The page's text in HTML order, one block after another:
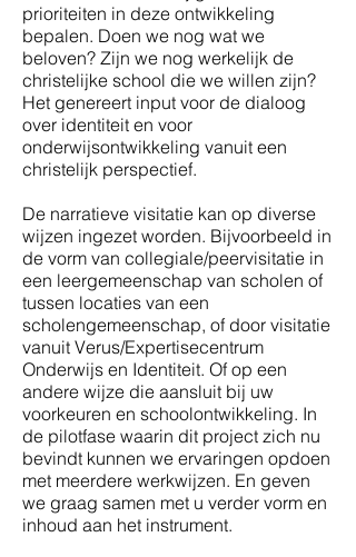
prioriteiten in deze ontwikkeling
bepalen. Doen we nog wat we
beloven? Zijn we nog werkelijk de
christelijke school die we willen zijn?
Het genereert input voor de dialoog
over identiteit en voor
onderwijsontwikkeling vanuit een
christelijk perspectief.
De narratieve visitatie kan op diverse
wijzen ingezet worden. Bijvoorbeeld in
de vorm van collegiale/peervisitatie in
een leergemeenschap van scholen of
tussen locaties van een
scholengemeenschap, of door visitatie
vanuit Verus/Expertisecentrum
Onderwijs en Identiteit. Of op een
andere wijze die aansluit bij uw
voorkeuren en schoolontwikkeling. In
de pilotfase waarin dit project zich nu
bevindt kunnen we ervaringen opdoen
met meerdere werkwijzen. En geven
we graag samen met u verder vorm en
inhoud aan het instrument.